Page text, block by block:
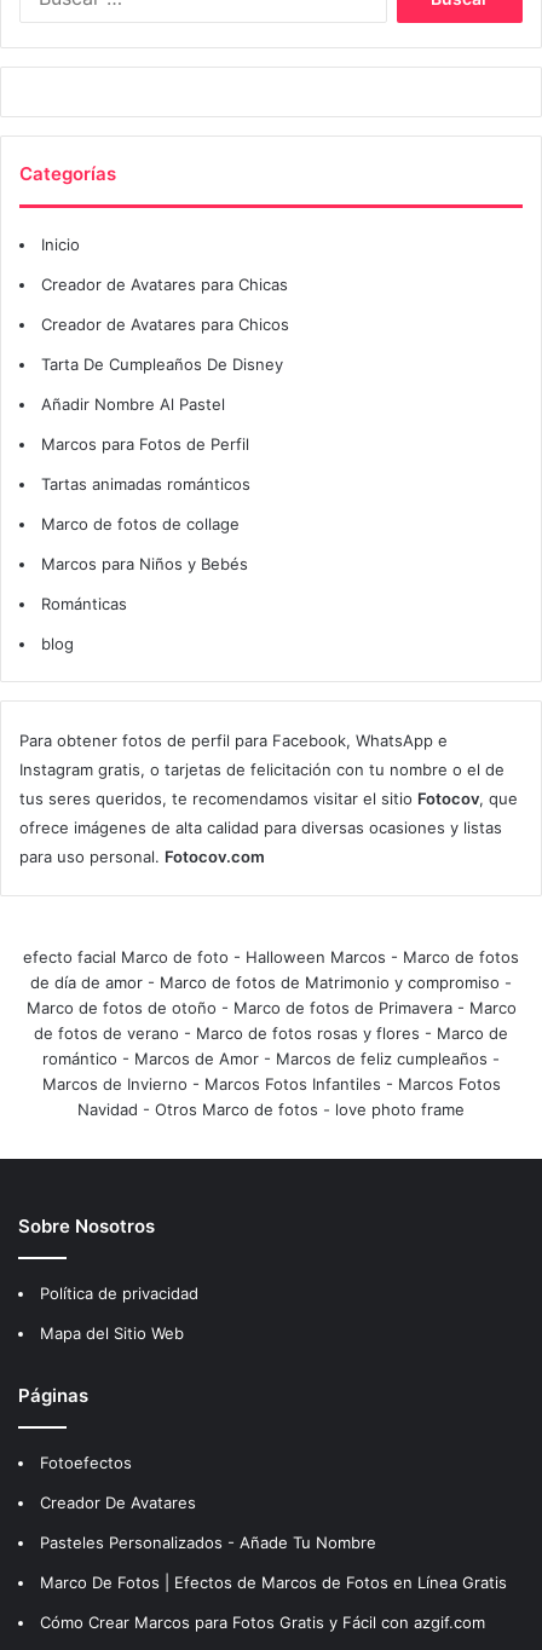
Categorías
Inicio
Creador de Avatares para Chicas
Creador de Avatares para Chicos
Tarta De Cumpleaños De Disney
Añadir Nombre Al Pastel
Marcos para Fotos de Perfil
Tartas animadas románticos
Marco de fotos de collage
Marcos para Niños y Bebés
Románticas
blog
Para obtener fotos de perfil para Facebook, WhatsApp e
Instagram gratis, o tarjetas de felicitación con tu nombre o el de
tus seres queridos, te recomendamos visitar el sitio Fotocov, que
ofrece imágenes de alta calidad para diversas ocasiones y listas
para uso personal. Fotocov.com
efecto facial Marco de foto - Halloween Marcos - Marco de fotos
de día de amor - Marco de fotos de Matrimonio y compromiso -
Marco de fotos de otoño - Marco de fotos de Primavera- Marco
de fotos de verano - Marco de fotos rosas y flores - Marco de
romántico - Marcos de Amor - Marcos de feliz cumpleaños -
Marcos de Invierno - Marcos Fotos Infantiles - Marcos Fotos
Navidad - Otros Marco de fotos - love photo frame
Sobre Nosotros
Política de privacidad
Mapa del Sitio Web
Páginas
Fotoefectos
Creador De Avatares
Pasteles Personalizados - Añade Tu Nombre
Marco De Fotos | Efectos de Marcos de Fotos en Línea Gratis
Cómo Crear Marcos para Fotos Gratis y Fácil con azgif.com